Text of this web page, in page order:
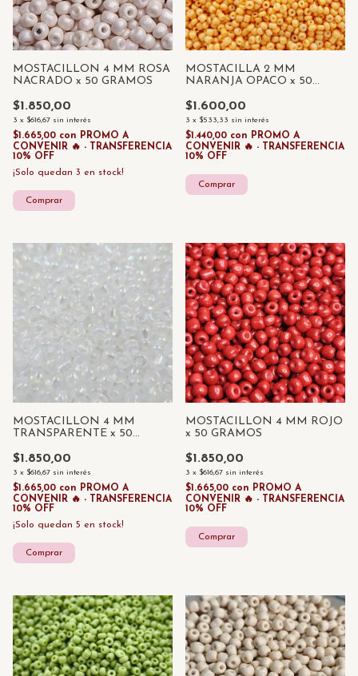
MOSTACILLON 4 MM ROSA
NACRADO x 50 GRAMOS
$1.850,00
3 x $616,67 sin interés
$1.665,00 con PROMO A
CONVENIR 🔥 - TRANSFERENCIA
10% OFF
¡Solo quedan 3 en stock!
MOSTACILLA 2 MM
NARANJA OPACO x 50
$1.600,00
3 x $533,33 sin interés
$1.440,00 con PROMO A
CONVENIR 🔥 - TRANSFERENCIA
10% OFF
MOSTACILLON 4 MM
TRANSPARENTE x 50
$1.850,00
3 x $616,67 sin interés
$1.665,00 con PROMO A
CONVENIR 🔥 - TRANSFERENCIA
10% OFF
¡Solo quedan 5 en stock!
MOSTACILLON 4 MM ROJO
x 50 GRAMOS
$1.850,00
3 x $616,67 sin interés
$1.665,00 con PROMO A
CONVENIR 🔥 - TRANSFERENCIA
10% OFF